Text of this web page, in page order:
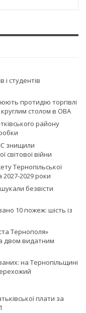
і студентів
протидію торгівлі
столом в ОВА
району
знищили
світової війни
Тернопільської
2027-2029 роки
безвісти
10 пожеж: шість із
Тернополя»
двом видатним
на Тернопільщині
плати за